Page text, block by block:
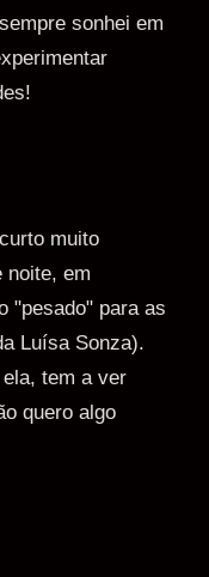
sonhei em
muito
noite, em
"pesado" para as
Luísa Sonza).
tem a ver
quero algo